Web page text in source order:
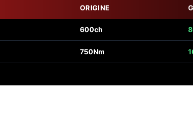
ORIGINE
600ch
750Nm